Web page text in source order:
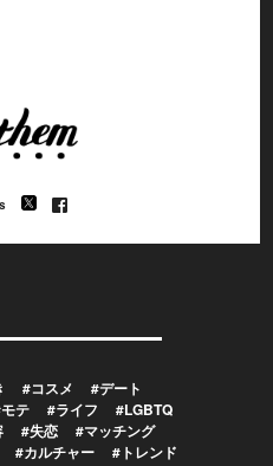
#コスメ
#デート
テ #ライフ
#LGBTQ
#失恋
#マッチング
#カルチャー #トレンド